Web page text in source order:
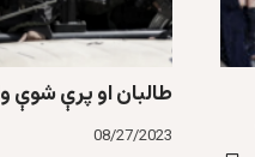
طالبان او پرې شوې
08/27/2023